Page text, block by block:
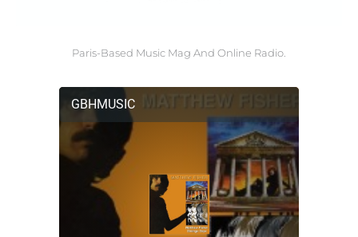
Paris-Based Music Mag And Online Radio.